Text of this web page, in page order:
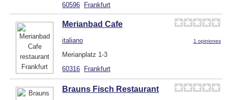
60596 Frankfurt
Merianbad Cafe
italiano 1 opiniones
Merianplatz 1-3
60316 Frankfurt
Brauns Fisch Restaurant